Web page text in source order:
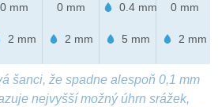
0 mm
2 mm
0 mm
2 mm
0.4 mm
5 mm
0 mm
2 mm
šanci, že spadne alespoň 0,1 mm
nejvyšší možný úhrn srážek,